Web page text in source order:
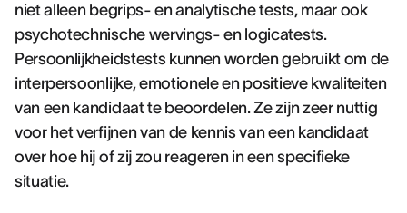
niet alleen begrips- en analytische tests, maar ook
psychotechnische wervings- en logicatests.
Persoonlijkheidstests kunnen worden gebruikt om de
interpersoonlijke, emotionele en positieve kwaliteiten
van een kandidaat te beoordelen. Ze zijn zeer nuttig
voor het verfijnen van de kennis van een kandidaat
over hoe hij of zij zou reageren in een specifieke
situatie.